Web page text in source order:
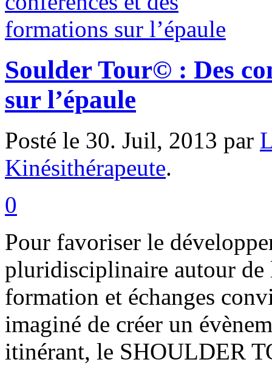
Soulder Tour© : Des
sur l’épaule
Posté le 30. Juil, 2013 par
Kinésithérapeute.
0
Pour favoriser le
pluridisciplinaire autour de
formation et échanges
imaginé de créer un
itinérant, le SHOULDER